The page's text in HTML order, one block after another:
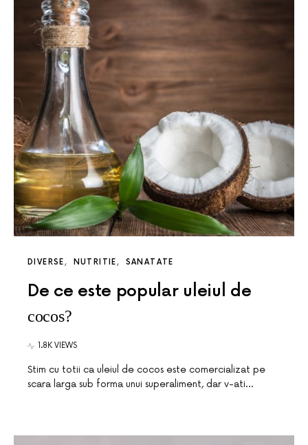
DIVERSE NUTRITIE SANATATE
De ce este popular uleiul de
cocos?
1.8K VIEWS
Stim cu totii ca uleiul de cocos este comercializat pe
scara larga sub forma unui superaliment, dar v-ati…